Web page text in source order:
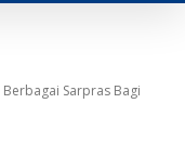
Sarpras Bagi